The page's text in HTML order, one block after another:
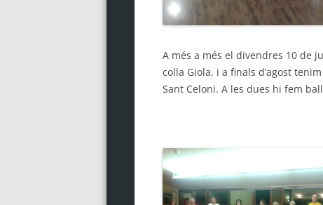
A més a més el divendres 10 de
colla Giola, i a finals d’agost
Sant Celoni. A les dues hi fem